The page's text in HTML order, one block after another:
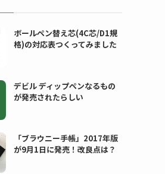
ボールペン替え芯(4C芯/D1規
格)の対応表つくってみました
デビル ディップペンなるもの
が発売されたらしい
「ブラウニー手帳」2017年版
が9月1日に発売！改良点は？